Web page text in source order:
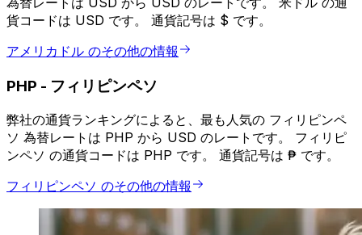
貨コードは USD です。 通貨記号は $ です。
アメリカドル のその他の情報
PHP - フィリピンペソ
弊社の通貨ランキングによると、最も人気の フィリピンペ
ソ 為替レートは PHP から USD のレートです。 フィリピ
ンペソ の通貨コードは PHP です。 通貨記号は ₱ です。
フィリピンペソ のその他の情報